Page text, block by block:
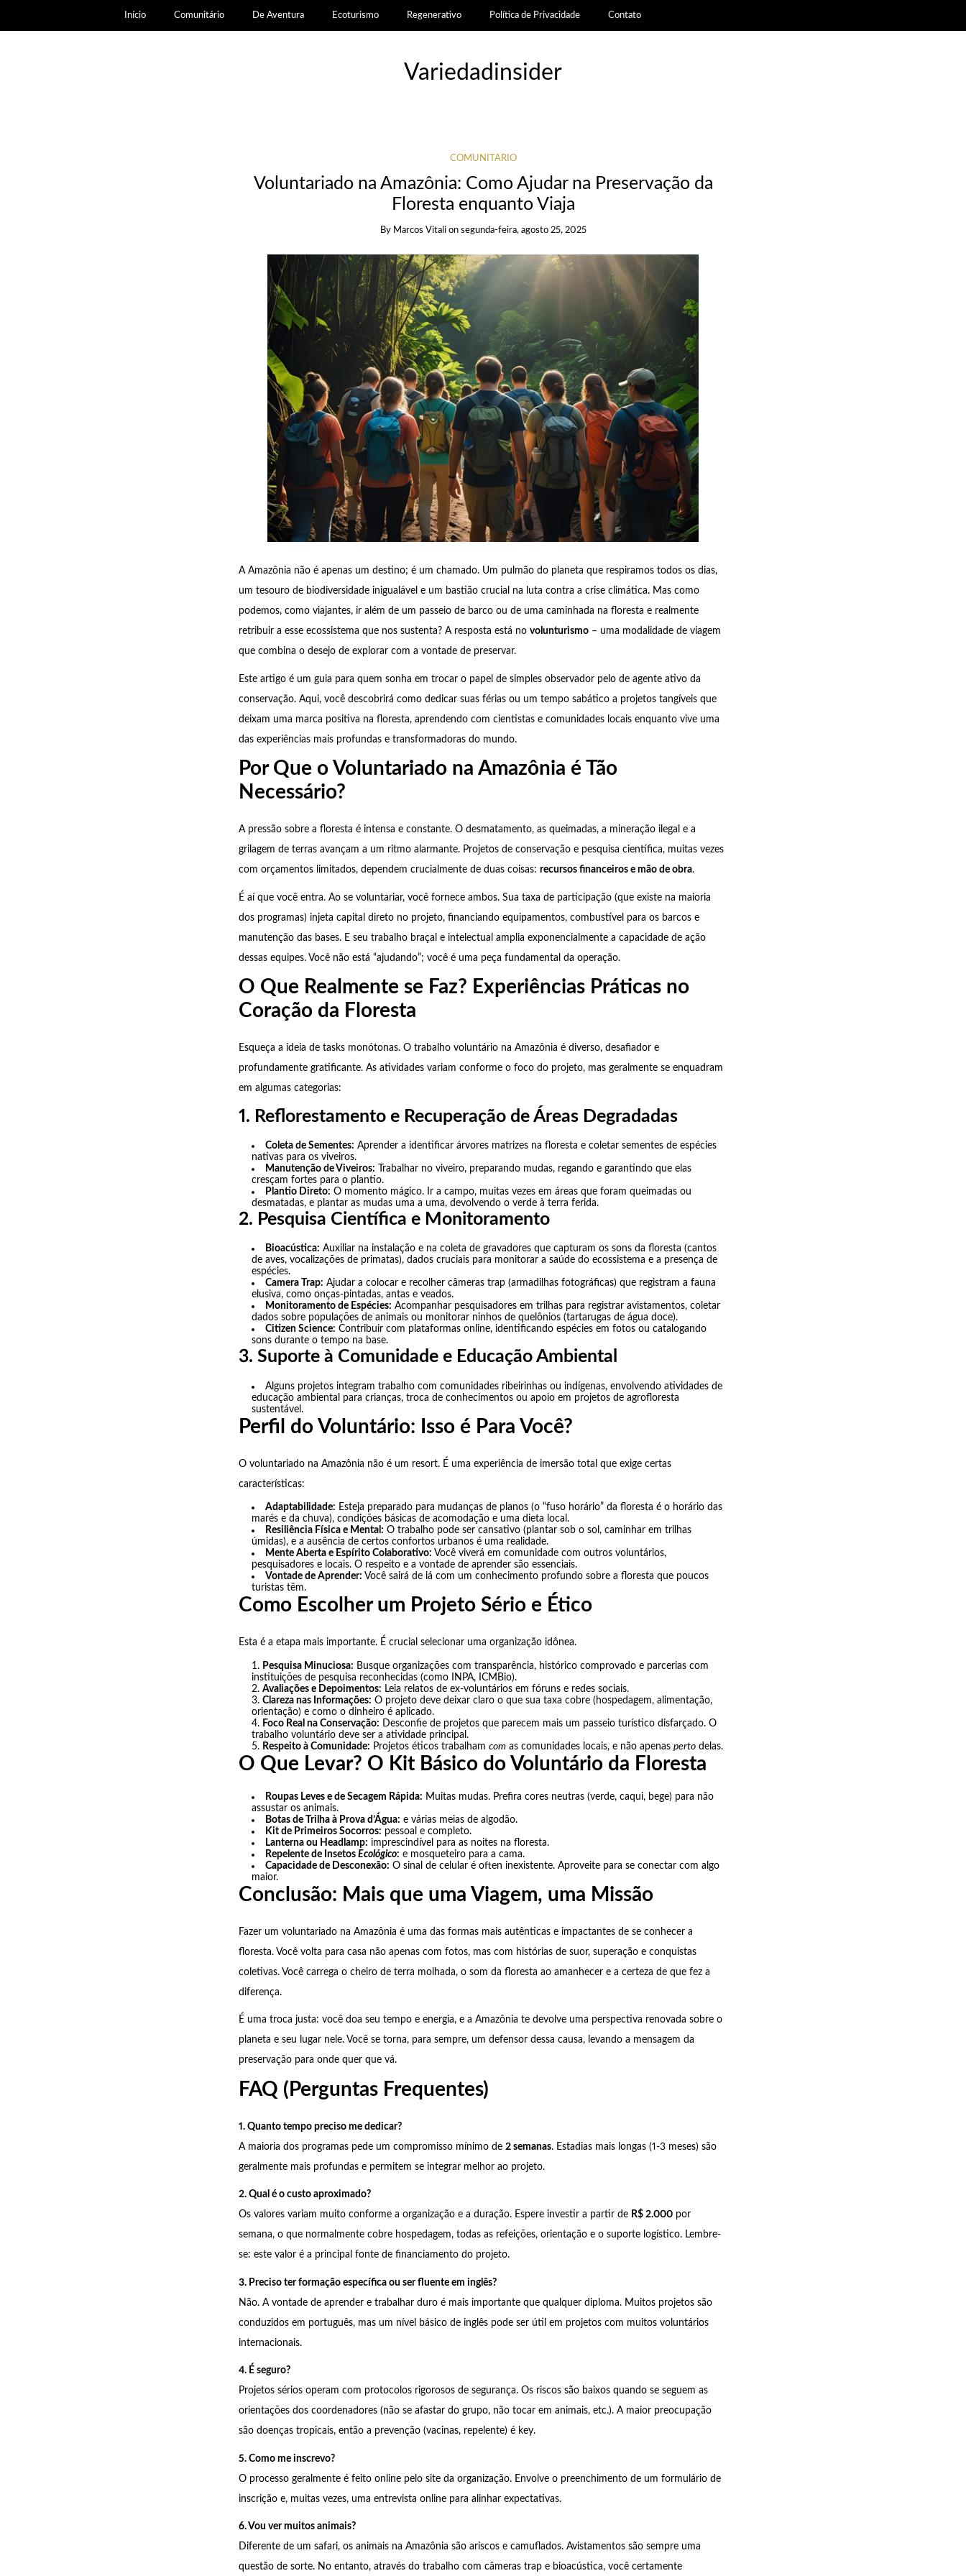
Início Comunitário De Aventura Ecoturismo Regenerativo Política de Privacidade Contato
Variedadinsider
COMUNITÁRIO
Voluntariado na Amazônia: Como Ajudar na Preservação da
Floresta enquanto Viaja
By Marcos Vitali on segunda-feira, agosto 25, 2025
A Amazônia não é apenas um destino; é um chamado. Um pulmão do planeta que respiramos todos os dias,
um tesouro de biodiversidade inigualável e um bastião crucial na luta contra a crise climática. Mas como
podemos, como viajantes, ir além de um passeio de barco ou de uma caminhada na floresta e realmente
retribuir a esse ecossistema que nos sustenta? A resposta está novolunturismo – uma modalidade de viagem
que combina o desejo de explorar com a vontade de preservar.
Este artigo é um guia para quem sonha em trocar o papel de simples observador pelo de agente ativo da
conservação. Aqui, você descobrirá como dedicar suas férias ou um tempo sabático a projetos tangíveis que
deixam uma marca positiva na floresta, aprendendo com cientistas e comunidades locais enquanto vive uma
das experiências mais profundas e transformadoras do mundo.
Por Que o Voluntariado na Amazônia é Tão
Necessário?
A pressão sobre a floresta é intensa e constante. O desmatamento, as queimadas, a mineração ilegal e a
grilagem de terras avançam a um ritmo alarmante. Projetos de conservação e pesquisa científica, muitas vezes
com orçamentos limitados, dependem crucialmente de duas coisas:recursos financeiros e mão de obra.
É aí que você entra. Ao se voluntariar, você fornece ambos. Sua taxa de participação (que existe na maioria
dos programas) injeta capital direto no projeto, financiando equipamentos, combustível para os barcos e
manutenção das bases. E seu trabalho braçal e intelectual amplia exponencialmente a capacidade de ação
dessas equipes. Você não está “ajudando”; você é uma peça fundamental da operação.
O Que Realmente se Faz? Experiências Práticas no
Coração da Floresta
Esqueça a ideia de tasks monótonas. O trabalho voluntário na Amazônia é diverso, desafiador e
profundamente gratificante. As atividades variam conforme o foco do projeto, mas geralmente se enquadram
em algumas categorias:
1. Reflorestamento e Recuperação de Áreas Degradadas
Coleta de Sementes: Aprender a identificar árvores matrizes na floresta e coletar sementes de espécies
nativas para os viveiros.
Manutenção de Viveiros: Trabalhar no viveiro, preparando mudas, regando e garantindo que elas
cresçam fortes para o plantio.
Plantio Direto: O momento mágico. Ir a campo, muitas vezes em áreas que foram queimadas ou
desmatadas, e plantar as mudas uma a uma, devolvendo o verde à terra ferida.
2. Pesquisa Científica e Monitoramento
Bioacústica: Auxiliar na instalação e na coleta de gravadores que capturam os sons da floresta (cantos
de aves, vocalizações de primatas), dados cruciais para monitorar a saúde do ecossistema e a presença de
espécies.
Camera Trap: Ajudar a colocar e recolher câmeras trap (armadilhas fotográficas) que registram a fauna
elusiva, como onças-pintadas, antas e veados.
Monitoramento de Espécies: Acompanhar pesquisadores em trilhas para registrar avistamentos, coletar
dados sobre populações de animais ou monitorar ninhos de quelônios (tartarugas de água doce).
Citizen Science: Contribuir com plataformas online, identificando espécies em fotos ou catalogando
sons durante o tempo na base.
3. Suporte à Comunidade e Educação Ambiental
Alguns projetos integram trabalho com comunidades ribeirinhas ou indígenas, envolvendo atividades de
educação ambiental para crianças, troca de conhecimentos ou apoio em projetos de agrofloresta
sustentável.
Perfil do Voluntário: Isso é Para Você?
O voluntariado na Amazônia não é um resort. É uma experiência de imersão total que exige certas
características:
Adaptabilidade: Esteja preparado para mudanças de planos (o “fuso horário” da floresta é o horário das
marés e da chuva), condições básicas de acomodação e uma dieta local.
Resiliência Física e Mental: O trabalho pode ser cansativo (plantar sob o sol, caminhar em trilhas
úmidas), e a ausência de certos confortos urbanos é uma realidade.
Mente Aberta e Espírito Colaborativo: Você viverá em comunidade com outros voluntários,
pesquisadores e locais. O respeito e a vontade de aprender são essenciais.
Vontade de Aprender: Você sairá de lá com um conhecimento profundo sobre a floresta que poucos
turistas têm.
Como Escolher um Projeto Sério e Ético
Esta é a etapa mais importante. É crucial selecionar uma organização idônea.
Pesquisa Minuciosa: Busque organizações com transparência, histórico comprovado e parcerias com
instituições de pesquisa reconhecidas (como INPA, ICMBio).
Avaliações e Depoimentos: Leia relatos de ex-voluntários em fóruns e redes sociais.
Clareza nas Informações: O projeto deve deixar claro o que sua taxa cobre (hospedagem, alimentação,
orientação) e como o dinheiro é aplicado.
Foco Real na Conservação: Desconfie de projetos que parecem mais um passeio turístico disfarçado. O
trabalho voluntário deve ser a atividade principal.
Respeito à Comunidade: Projetos éticos trabalham comas comunidades locais, e não apenas pertodelas.
O Que Levar? O Kit Básico do Voluntário da Floresta
Roupas Leves e de Secagem Rápida: Muitas mudas. Prefira cores neutras (verde, caqui, bege) para não
assustar os animais.
Botas de Trilha à Prova d’Água: e várias meias de algodão.
Kit de Primeiros Socorros: pessoal e completo.
Lanterna ou Headlamp: imprescindível para as noites na floresta.
Repelente de Insetos Ecológico: e mosqueteiro para a cama.
Capacidade de Desconexão: O sinal de celular é often inexistente. Aproveite para se conectar com algo
maior.
Conclusão: Mais que uma Viagem, uma Missão
Fazer um voluntariado na Amazônia é uma das formas mais autênticas e impactantes de se conhecer a
floresta. Você volta para casa não apenas com fotos, mas com histórias de suor, superação e conquistas
coletivas. Você carrega o cheiro de terra molhada, o som da floresta ao amanhecer e a certeza de que fez a
diferença.
É uma troca justa: você doa seu tempo e energia, e a Amazônia te devolve uma perspectiva renovada sobre o
planeta e seu lugar nele. Você se torna, para sempre, um defensor dessa causa, levando a mensagem da
preservação para onde quer que vá.
FAQ (Perguntas Frequentes)
1. Quanto tempo preciso me dedicar?
A maioria dos programas pede um compromisso mínimo de2 semanas. Estadias mais longas (1-3 meses) são
geralmente mais profundas e permitem se integrar melhor ao projeto.
2. Qual é o custo aproximado?
Os valores variam muito conforme a organização e a duração. Espere investir a partir de R$ 2.000 por
semana, o que normalmente cobre hospedagem, todas as refeições, orientação e o suporte logístico. Lembre-
se: este valor é a principal fonte de financiamento do projeto.
3. Preciso ter formação específica ou ser fluente em inglês?
Não. A vontade de aprender e trabalhar duro é mais importante que qualquer diploma. Muitos projetos são
conduzidos em português, mas um nível básico de inglês pode ser útil em projetos com muitos voluntários
internacionais.
4. É seguro?
Projetos sérios operam com protocolos rigorosos de segurança. Os riscos são baixos quando se seguem as
orientações dos coordenadores (não se afastar do grupo, não tocar em animais, etc.). A maior preocupação
são doenças tropicais, então a prevenção (vacinas, repelente) é key.
5. Como me inscrevo?
O processo geralmente é feito online pelo site da organização. Envolve o preenchimento de um formulário de
inscrição e, muitas vezes, uma entrevista online para alinhar expectativas.
6. Vou ver muitos animais?
Diferente de um safari, os animais na Amazônia são ariscos e camuflados. Avistamentos são sempre uma
questão de sorte. No entanto, através do trabalho com câmeras trap e bioacústica, você certamente